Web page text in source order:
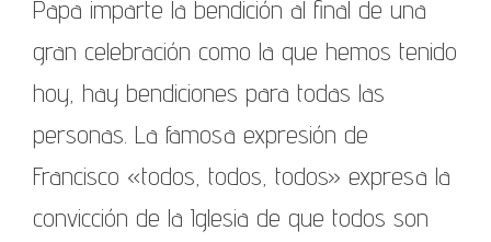
Papa imparte la bendición al final de una
gran celebración como la que hemos tenido
hoy, hay bendiciones para todas las
personas. La famosa expresión de
Francisco «todos, todos, todos» expresa la
convicción de la Iglesia de que todos son